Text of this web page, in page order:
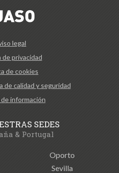
legal
de privacidad
de cookies
de calidad y seguridad
información
SEDES
& Portugal
Oporto
Sevilla